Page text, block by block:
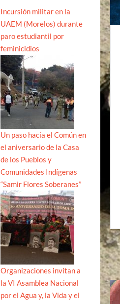
Incursión militar en la
UAEM (Morelos) durante
paro estudiantil por
feminicidios
Un paso hacia el Común en
el aniversario de la Casa
de los Pueblos y
Comunidades Indígenas
“Samir Flores Soberanes”
Organizaciones invitan a
la VI Asamblea Nacional
por el Agua y, la Vida y el